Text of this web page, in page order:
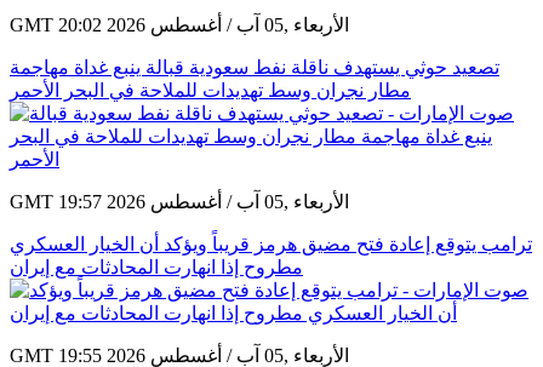
GMT 20:02 2026 الأربعاء ,05 آب / أغسطس
تصعيد حوثي يستهدف ناقلة نفط سعودية قبالة ينبع غداة مهاجمة
مطار نجران وسط تهديدات للملاحة في البحر الأحمر
GMT 19:57 2026 الأربعاء ,05 آب / أغسطس
ترامب يتوقع إعادة فتح مضيق هرمز قريباً ويؤكد أن الخيار العسكري
مطروح إذا انهارت المحادثات مع إيران
GMT 19:55 2026 الأربعاء ,05 آب / أغسطس